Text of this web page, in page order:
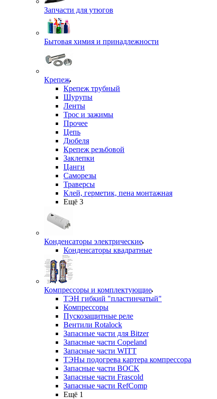
Запчасти для утюгов
Бытовая химия и принадлежности
Крепеж
Крепеж трубный
Шурупы
Ленты
Трос и зажимы
Прочее
Цепь
Дюбеля
Крепеж резьбовой
Заклепки
Цанги
Саморезы
Траверсы
Клей, герметик, пена монтажная
Ещё 3
Конденсаторы электрические
Конденсаторы квадратные
Компрессоры и комплектующие
ТЭН гибкий "пластинчатый"
Компрессоры
Пускозащитные реле
Вентили Rotalock
Запасные части для Bitzer
Запасные части Copeland
Запасные части WITT
ТЭНы подогрева картера компрессора
Запасные части BOCK
Запасные части Frascold
Запасные части RefComp
Ещё 1